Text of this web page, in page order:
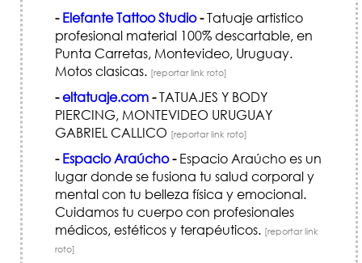
- Elefante Tattoo Studio-Tatuaje artistico
profesional material 100% descartable, en
Punta Carretas, Montevideo, Uruguay.
Motos clasicas. [reportar link roto]
-eltatuaje.com-TATUAJES Y BODY
PIERCING, MONTEVIDEO URUGUAY
GABRIEL CALLICO [reportar link roto]
- Espacio Araúcho-Espacio Araúcho es un
lugar donde se fusiona tu salud corporal y
mental con tu belleza física y emocional.
Cuidamos tu cuerpo con profesionales
médicos, estéticos y terapéuticos. [reportar link
roto]